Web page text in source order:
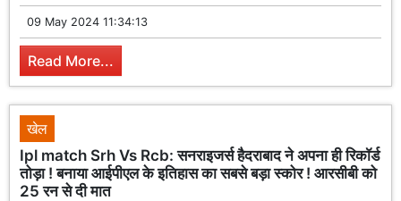
09 May 2024 11:34:13
Read More...
खेल
Ipl match Srh Vs Rcb: सनराइजर्स हैदराबाद ने अपना ही रिकॉर्ड
तोड़ा ! बनाया आईपीएल के इतिहास का सबसे बड़ा स्कोर ! आरसीबी को
25 रन से दी मात